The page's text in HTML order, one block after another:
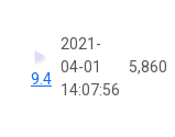
9.4
2021-
04-01
14:07:56
5,860